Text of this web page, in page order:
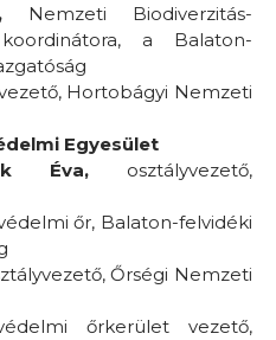
Nemzeti Biodiverzitás-
a Balaton-
Hortobágyi Nemzeti
Egyesület
Éva, osztályvezető,
őr, Balaton-felvidéki
Őrségi Nemzeti
őrkerület vezető,